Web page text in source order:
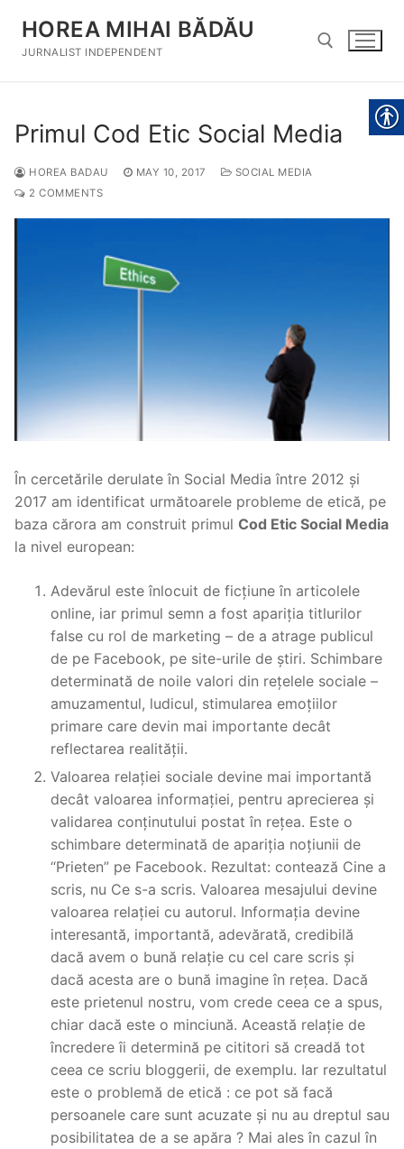
content
HOREA MIHAI BĂDĂU
JURNALIST INDEPENDENT
Primul Cod Etic Social Media
HOREA BADAU MAY 10, 2017
SOCIAL MEDIA
2 COMMENTS
În cercetările derulate în Social Media între 2012 și
2017 am identificat următoarele probleme de etică, pe
baza cărora am construit primul Cod Etic Social Media
la nivel european:
Adevărul este înlocuit de ficțiune în articolele
online, iar primul semn a fost apariția titlurilor
false cu rol de marketing – de a atrage publicul
de pe Facebook, pe site-urile de știri. Schimbare
determinată de noile valori din rețelele sociale –
amuzamentul, ludicul, stimularea emoțiilor
primare care devin mai importante decât
reflectarea realității.
Valoarea relației sociale devine mai importantă
decât valoarea informației, pentru aprecierea și
validarea conținutului postat în rețea. Este o
schimbare determinată de apariția noțiunii de
“Prieten” pe Facebook. Rezultat: contează Cine a
scris, nu Ce s-a scris. Valoarea mesajului devine
valoarea relației cu autorul. Informația devine
interesantă, importantă, adevărată, credibilă
dacă avem o bună relație cu cel care scris și
dacă acesta are o bună imagine în rețea. Dacă
este prietenul nostru, vom crede ceea ce a spus,
chiar dacă este o minciună. Această relație de
încredere îi determină pe cititori să creadă tot
ceea ce scriu bloggerii, de exemplu. Iar rezultatul
este o problemă de etică : ce pot să facă
persoanele care sunt acuzate și nu au dreptul sau
posibilitatea de a se apăra ? Mai ales în cazul în